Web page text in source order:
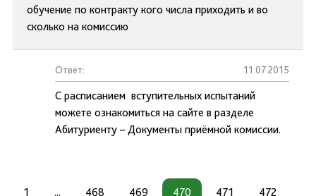
обучение по контракту кого числа приходить и во
сколько на комиссию
Ответ: 11.07.2015
С расписанием вступительных испытаний
можете ознакомиться на сайте в разделе
Абитуриенту – Документы приёмной комиссии.
1 ... 468 469 470 471 472